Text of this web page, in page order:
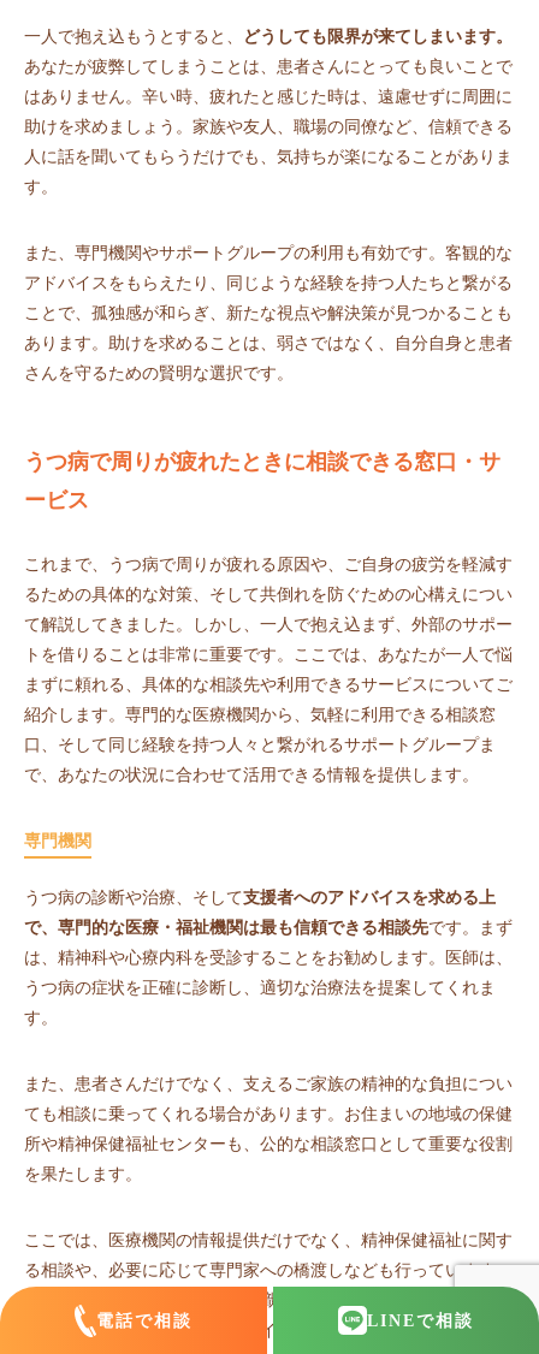
一人で抱え込もうとすると、
どうしても限界が来てしまいます。
あなたが疲弊してしまうことは、患者さんにとっても良いことで
はありません。辛い時、疲れたと感じた時は、遠慮せずに周囲に
助けを求めましょう。家族や友人、職場の同僚など、信頼できる
人に話を聞いてもらうだけでも、気持ちが楽になることがありま
す。
また、専門機関やサポートグループの利用も有効です。客観的な
アドバイスをもらえたり、同じような経験を持つ人たちと繋がる
ことで、孤独感が和らぎ、新たな視点や解決策が見つかることも
あります。助けを求めることは、弱さではなく、自分自身と患者
さんを守るための賢明な選択です。
うつ病で周りが疲れたときに相談できる窓口・サ
ービス
これまで、うつ病で周りが疲れる原因や、ご自身の疲労を軽減す
るための具体的な対策、そして共倒れを防ぐための心構えについ
て解説してきました。しかし、一人で抱え込まず、外部のサポー
トを借りることは非常に重要です。ここでは、あなたが一人で悩
まずに頼れる、具体的な相談先や利用できるサービスについてご
紹介します。専門的な医療機関から、気軽に利用できる相談窓
口、そして同じ経験を持つ人々と繋がれるサポートグループま
で、あなたの状況に合わせて活用できる情報を提供します。
専門機関
うつ病の診断や治療、そして支援者へのアドバイスを求める上
で、専門的な医療・福祉機関は最も信頼できる相談先です。まず
は、精神科や心療内科を受診することをお勧めします。医師は、
うつ病の症状を正確に診断し、適切な治療法を提案してくれま
す。
また、患者さんだけでなく、支えるご家族の精神的な負担につい
ても相談に乗ってくれる場合があります。お住まいの地域の保健
所や精神保健福祉センターも、公的な相談窓口として重要な役割
を果たします。
ここでは、医療機関の情報提供だけでなく、精神保健福祉に関す
る相談や、必要に応じて専門家への橋渡しなども行っています。
これらの機関では、専門的な知識を持ったスタッフが、あなたの
状況に合わせた具体的なアドバイスや支援を提供してくれます。
電話で相談 LINEで相談